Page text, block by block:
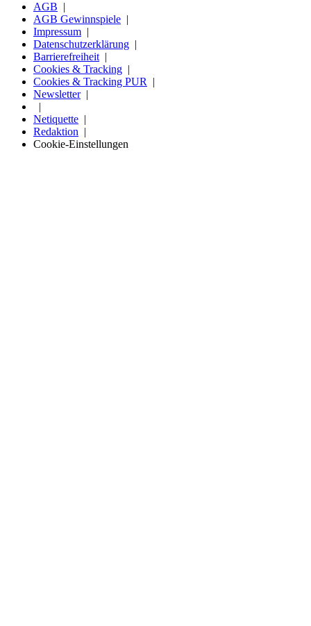
AGB
AGB Gewinnspiele
Impressum
Datenschutzerklärung
Barrierefreiheit
Cookies & Tracking
Cookies & Tracking PUR
Newsletter
Netiquette
Redaktion
Cookie-Einstellungen